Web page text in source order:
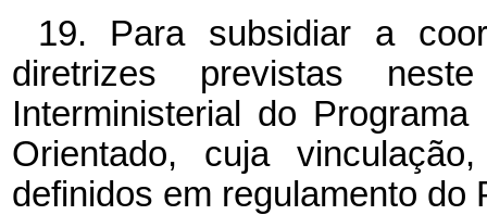
19. Para subsidiar a
diretrizes previstas
Interministerial do
Orientado, cuja
definidos em regulamento